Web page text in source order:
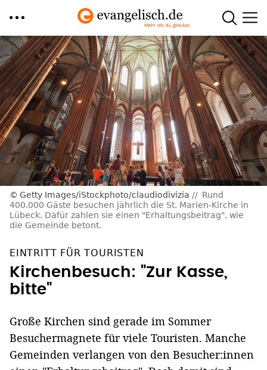
Direkt
zum
Inhalt
Getty Images/iStockphoto/claudiodivizia
Rund
400.000 Gäste besuchen jährlich die St. Marien-Kirche in
Lübeck. Dafür zahlen sie einen "Erhaltungsbeitrag", wie
die Gemeinde betont.
EINTRITT FÜR TOURISTEN
Kirchenbesuch: "Zur Kasse,
bitte"
Große Kirchen sind gerade im Sommer
Besuchermagnete für viele Touristen. Manche
Gemeinden verlangen von den Besucher:innen